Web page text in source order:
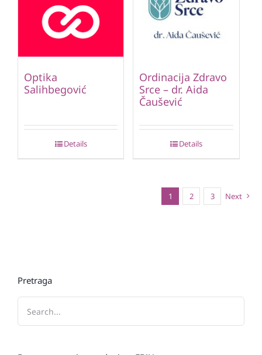
Optika
Salihbegović
Details
Ordinacija Zdravo
Srce – dr. Aida
Čaušević
Details
1 2 3 Next
Pretraga